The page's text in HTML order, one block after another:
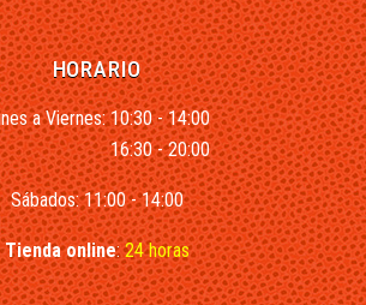
HORARIO
a Viernes: 10:30 - 14:00
16:30 - 20:00
Sábados: 11:00 - 14:00
Tienda online:24 horas